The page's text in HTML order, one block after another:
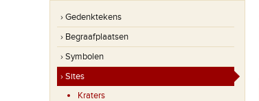
› Gedenktekens
› Begraafplaatsen
› Symbolen
› Sites
Kraters